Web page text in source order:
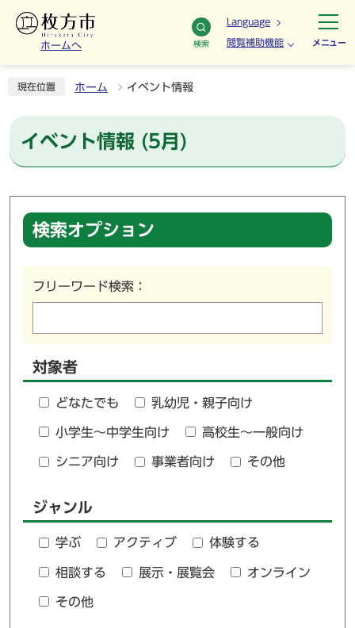
ホームへ 検索
Language
閲覧補助機能 メニュー
現在位置 ホーム イベント情報
イベント情報 (5月)
検索オプション
フリーワード検索：
対象者
どなたでも 乳幼児・親子向け
小学生～中学生向け 高校生～一般向け
シニア向け 事業者向け その他
ジャンル
学ぶ アクティブ 体験する
相談する 展示・展覧会 オンライン
その他